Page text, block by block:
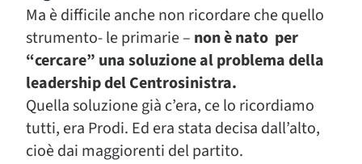
Ma è difficile anche non ricordare che quello
strumento- le primarie – non è nato per
“cercare” una soluzione al problema della
leadership del Centrosinistra.
Quella soluzione già c’era, ce lo ricordiamo
tutti, era Prodi. Ed era stata decisa dall’alto,
cioè dai maggiorenti del partito.